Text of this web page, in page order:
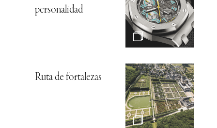
personalidad
Ruta de fortalezas